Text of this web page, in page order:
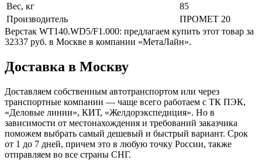
Вес, кг
85
Производитель
ПРОМЕТ 20
Верстак WT140.WD5/F1.000: предлагаем купить этот товар за
32337 руб. в Москве в компании «МетаЛайн».
Доставка в Москву
Доставляем собственным автотранспортом или через
транспортные компании — чаще всего работаем с ТК ПЭК,
«Деловые линии», КИТ, «Желдорэкспедиция». Но в
зависимости от местонахождения и требований заказчика
поможем выбрать самый дешевый и быстрый вариант. Срок
от 1 до 7 дней, причем это в любую точку России, также
отправляем во все страны СНГ.